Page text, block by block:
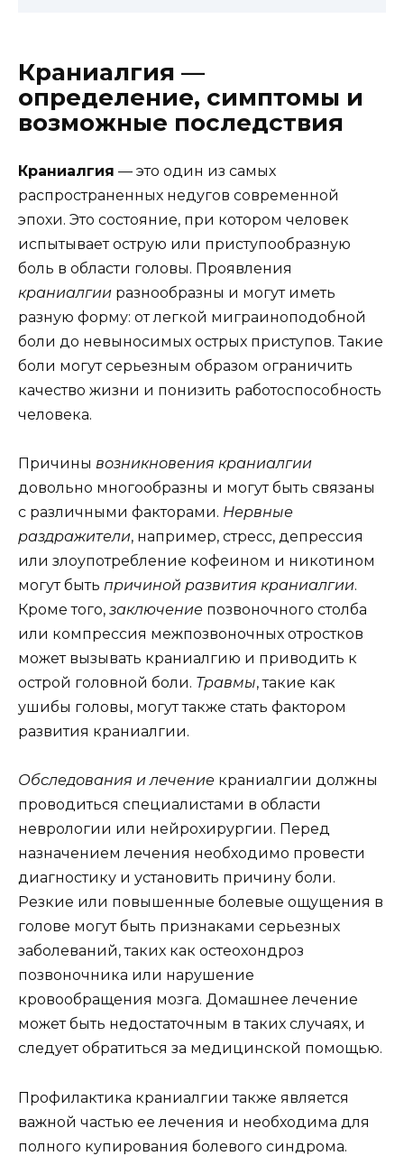
Краниалгия —
определение, симптомы и
возможные последствия
Краниалгия — это один из самых
распространенных недугов современной
эпохи. Это состояние, при котором человек
испытывает острую или приступообразную
боль в области головы. Проявления
краниалгии разнообразны и могут иметь
разную форму: от легкой миграиноподобной
боли до невыносимых острых приступов. Такие
боли могут серьезным образом ограничить
качество жизни и понизить работоспособность
человека.
Причины возникновения краниалгии
довольно многообразны и могут быть связаны
с различными факторами. Нервные
раздражители, например, стресс, депрессия
или злоупотребление кофеином и никотином
могут быть причиной развития краниалгии.
Кроме того, заключение позвоночного столба
или компрессия межпозвоночных отростков
может вызывать краниалгию и приводить к
острой головной боли. Травмы, такие как
ушибы головы, могут также стать фактором
развития краниалгии.
Обследования и лечение краниалгии должны
проводиться специалистами в области
неврологии или нейрохирургии. Перед
назначением лечения необходимо провести
диагностику и установить причину боли.
Резкие или повышенные болевые ощущения в
голове могут быть признаками серьезных
заболеваний, таких как остеохондроз
позвоночника или нарушение
кровообращения мозга. Домашнее лечение
может быть недостаточным в таких случаях, и
следует обратиться за медицинской помощью.
Профилактика краниалгии также является
важной частью ее лечения и необходима для
полного купирования болевого синдрома.